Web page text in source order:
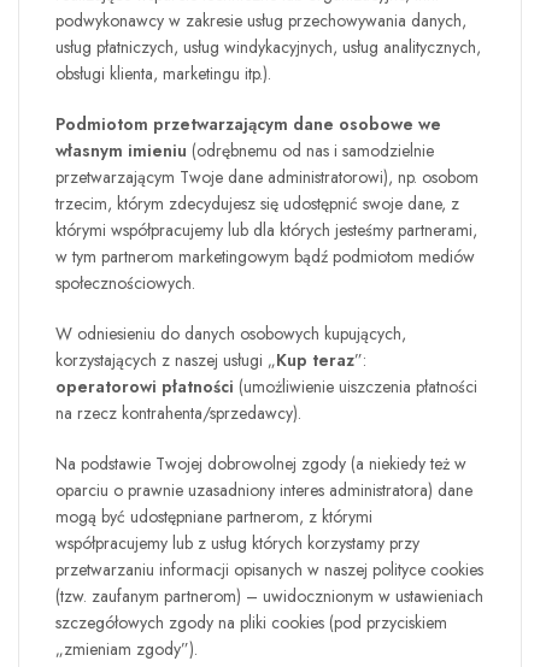
podwykonawcy w zakresie usług przechowywania danych,
usług płatniczych, usług windykacyjnych, usług analitycznych,
obsługi klienta, marketingu itp.).
Podmiotom przetwarzającym dane osobowe we
własnym imieniu (odrębnemu od nas i samodzielnie
przetwarzającym Twoje dane administratorowi), np. osobom
trzecim, którym zdecydujesz się udostępnić swoje dane, z
którymi współpracujemy lub dla których jesteśmy partnerami,
w tym partnerom marketingowym bądź podmiotom mediów
społecznościowych.
W odniesieniu do danych osobowych kupujących,
korzystających z naszej usługi „Kup teraz”:
operatorowi płatności (umożliwienie uiszczenia płatności
na rzecz kontrahenta/sprzedawcy).
Na podstawie Twojej dobrowolnej zgody (a niekiedy też w
oparciu o prawnie uzasadniony interes administratora) dane
mogą być udostępniane partnerom, z którymi
współpracujemy lub z usług których korzystamy przy
przetwarzaniu informacji opisanych w naszej polityce cookies
(tzw. zaufanym partnerom) – uwidocznionym w ustawieniach
szczegółowych zgody na pliki cookies (pod przyciskiem
„zmieniam zgody”).